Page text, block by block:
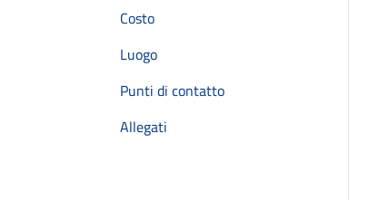
Costo
Luogo
Punti di contatto
Allegati